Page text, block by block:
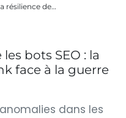
résilience de…
bots SEO : la
face à la guerre
anomalies dans les